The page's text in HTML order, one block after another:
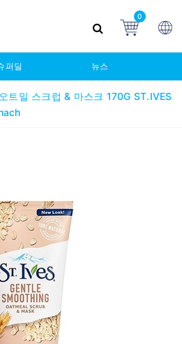
0
퍼딜 뉴스
트밀 스크럽 & 마스크 170G ST.IVES